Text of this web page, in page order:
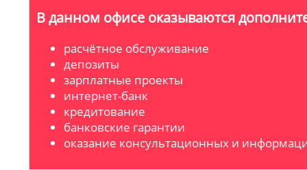
В данном офисе оказываются
расчётное обслуживание
депозиты
зарплатные проекты
интернет-банк
кредитование
банковские гарантии
оказание консультационных и